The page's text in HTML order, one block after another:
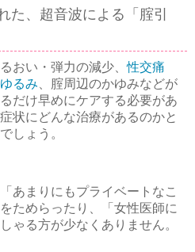
た、超音波による「腟引
おい・弾力の減少、性交痛
るみ 、腟周辺のかゆみなどが
だけ早めにケアする必要があ
状にどんな治療があるのかと
しょう。
あまりにもプライベートなこ
ためらったり、「女性医師に
ゃる方が少なくありません。